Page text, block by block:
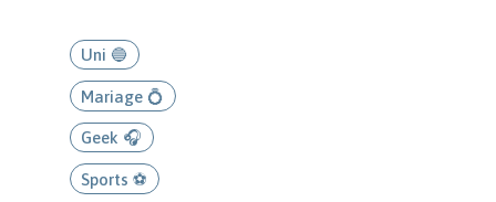
Uni 🔵
Mariage 💍
Geek 🎧
Sports ⚽